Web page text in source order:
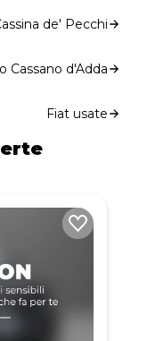
de' Pecchi
Cassano d'Adda
Fiat usate